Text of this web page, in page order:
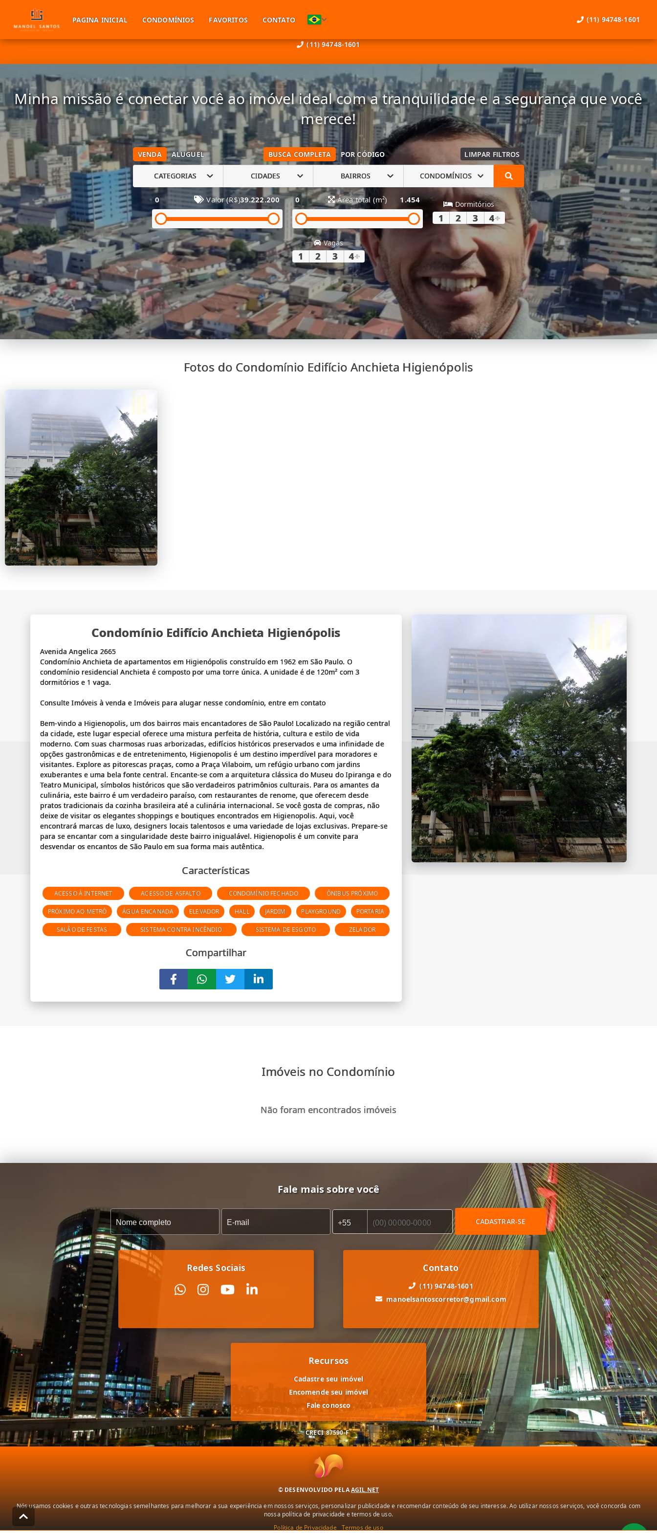
(11) 94748-1601
PAGINA INICIAL CONDOMÍNIOS FAVORITOS CONTATO (11) 94748-1601
Minha missão é conectar você ao imóvel ideal com a tranquilidade e a segurança que você
merece!
VENDA ALUGUEL BUSCA COMPLETA POR CÓDIGO LIMPAR FILTROS
CATEGORIAS CIDADES BAIRROS CONDOMÍNIOS
0 Valor (R$)39.222.200 0 Área total (m²) 1.454 Dormitórios
1 2 3 4+
Vagas
1 2 3 4+
Fotos do Condomínio Edifício Anchieta Higienópolis
Condomínio Edifício Anchieta Higienópolis
Avenida Angelica 2665
Condomínio Anchieta de apartamentos em Higienópolis construído em 1962 em São Paulo. O
condomínio residencial Anchieta é composto por uma torre única. A unidade é de 120m² com 3
dormitórios e 1 vaga.
Consulte Imóveis à venda e Imóveis para alugar nesse condomínio, entre em contato
Bem-vindo a Higienopolis, um dos bairros mais encantadores de São Paulo! Localizado na região central
da cidade, este lugar especial oferece uma mistura perfeita de história, cultura e estilo de vida
moderno. Com suas charmosas ruas arborizadas, edifícios históricos preservados e uma infinidade de
opções gastronômicas e de entretenimento, Higienopolis é um destino imperdível para moradores e
visitantes. Explore as pitorescas praças, como a Praça Vilaboim, um refúgio urbano com jardins
exuberantes e uma bela fonte central. Encante-se com a arquitetura clássica do Museu do Ipiranga e do
Teatro Municipal, símbolos históricos que são verdadeiros patrimônios culturais. Para os amantes da
culinária, este bairro é um verdadeiro paraíso, com restaurantes de renome, que oferecem desde
pratos tradicionais da cozinha brasileira até a culinária internacional. Se você gosta de compras, não
deixe de visitar os elegantes shoppings e boutiques encontrados em Higienopolis. Aqui, você
encontrará marcas de luxo, designers locais talentosos e uma variedade de lojas exclusivas. Prepare-se
para se encantar com a singularidade deste bairro inigualável. Higienopolis é um convite para
Características
ACESSO À INTERNET ACESSO DE ASFALTO CONDOMÍNIO FECHADO ÔNIBUS PRÓXIMO
PRÓXIMO AO METRÔ ÁGUA ENCANADA ELEVADOR HALL JARDIM PLAYGROUND PORTARIA
SALÃO DE FESTAS SISTEMA CONTRA INCÊNDIO SISTEMA DE ESGOTO ZELADOR
Compartilhar
Imóveis no Condomínio
Não foram encontrados imóveis
Fale mais sobre você
CADASTRAR-SE
Redes Sociais Contato
(11) 94748-1601
manoelsantoscorretor@gmail.com
Recursos
Cadastre seu imóvel
Encomende seu imóvel
Fale conosco
CRECI 87590-F
© DESENVOLVIDO PELAAGIL.NET
Nós usamos cookies e outras tecnologias semelhantes para melhorar a sua experiência em nossos serviços, personalizar publicidade e recomendar conteúdo de seu interesse. Ao utilizar nossos serviços, você concorda com
nossa política de privacidade e termos de uso.
Política de Privacidade
Termos de uso